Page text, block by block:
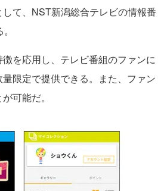
て、NST新潟総合テレビの情報番
を応用し、テレビ番組のファンに
限定で提供できる。また、ファン
可能だ。